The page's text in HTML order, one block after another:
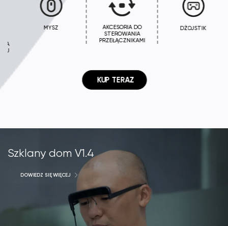
MYSZ
AKCESORIA DO
STEROWANIA
PRZEŁĄCZNIKAMI
DŻOJSTIK
KUP TERAZ
Szklany dom V1.4
DOWIEDZ SIĘ WIĘCEJ